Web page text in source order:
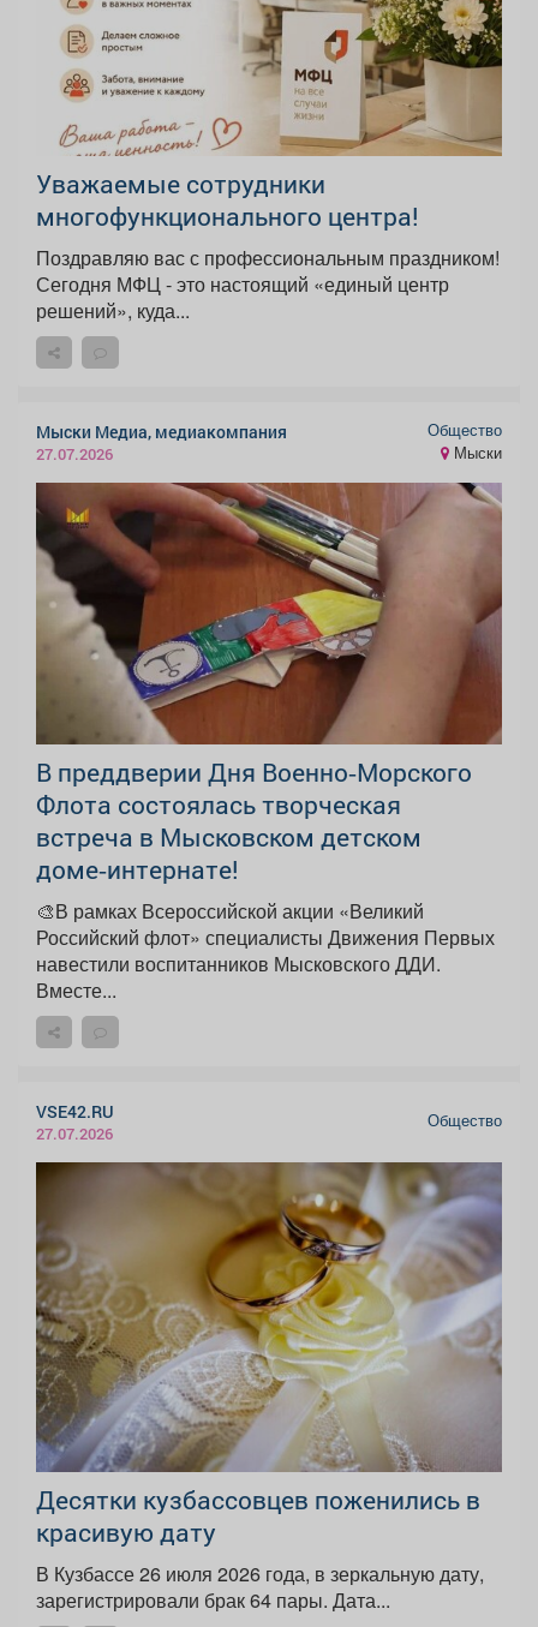
Уважаемые сотрудники
многофункционального центра!
Поздравляю вас с профессиональным праздником!
Сегодня МФЦ - это настоящий «единый центр
решений», куда...
Мыски Медиа, медиакомпания
27.07.2026
Общество
Мыски
В преддверии Дня Военно‑Морского
Флота состоялась творческая
встреча в Мысковском детском
доме‑интернате!
🎨В рамках Всероссийской акции «Великий
Российский флот» специалисты Движения Первых
навестили воспитанников Мысковского ДДИ.
Вместе...
VSE42.RU
27.07.2026
Общество
Десятки кузбассовцев поженились в
красивую дату
В Кузбассе 26 июля 2026 года, в зеркальную дату,
зарегистрировали брак 64 пары. Дата...